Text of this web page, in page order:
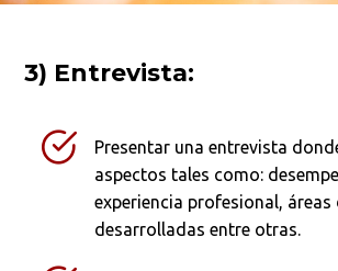
3) Entrevista:
Presentar una entrevista
aspectos tales como:
experiencia profesional, áreas
desarrolladas entre otras.